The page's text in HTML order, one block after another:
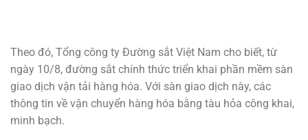
Theo đó, Tổng công ty Đường sắt Việt Nam cho biết, từ
ngày 10/8, đường sắt chính thức triển khai phần mềm sàn
giao dịch vận tải hàng hóa. Với sàn giao dịch này, các
thông tin về vận chuyển hàng hóa bằng tàu hỏa công khai,
minh bạch.